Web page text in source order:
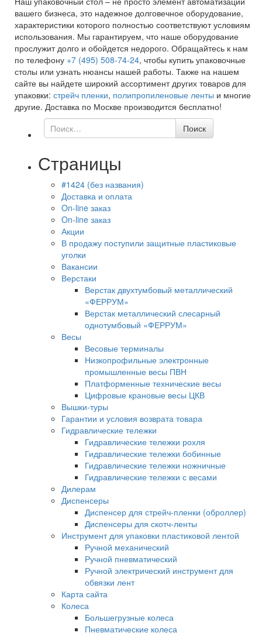
вашего бизнеса, это надежное долговечное оборудование,
характеристики которого полностью соответствуют условиям
использования. Мы гарантируем, что наше оборудование
прослужит долго и обойдется недорого. Обращайтесь к нам
по телефону +7 (495) 508-74-24, чтобы купить упаковочные
столы или узнать нюансы нашей работы. Также на нашем
сайте вы найдете широкий ассортимент других товаров для
упаковки: стрейч пленки, полипропиленовые ленты и многие
другие. Доставка по Москве производится бесплатно!
Поиск
по
Поиск
Страницы
#1424 (без названия)
Доставка и оплата
On-line заказ
On-line заказ
Акции
В продажу поступили защитные пластиковые
уголки
Вакансии
Верстаки
Верстак двухтумбовый металлический
«ФЕРРУМ»
Верстак металлический слесарный
однотумбовый «ФЕРРУМ»
Весы
Весовые терминалы
Низкопрофильные электронные
промышленные весы ПВН
Платформенные технические весы
Цифровые крановые весы ЦКВ
Вышки-туры
Гарантии и условия возврата товара
Гидравлические тележки
Гидравлические тележки рохля
Гидравлические тележки бобинные
Гидравлические тележки ножничные
Гидравлические тележки с весами
Дилерам
Диспенсеры
Диспенсер для стрейч-пленки (оброллер)
Диспенсеры для скотч-ленты
Инструмент для упаковки пластиковой лентой
Ручной механический
Ручной пневматический
Ручной электрический инструмент для
обвязки лент
Карта сайта
Колеса
Большегрузные колеса
Пневматические колеса